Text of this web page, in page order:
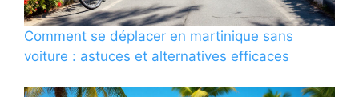
Comment se déplacer en martinique sans
voiture : astuces et alternatives efficaces